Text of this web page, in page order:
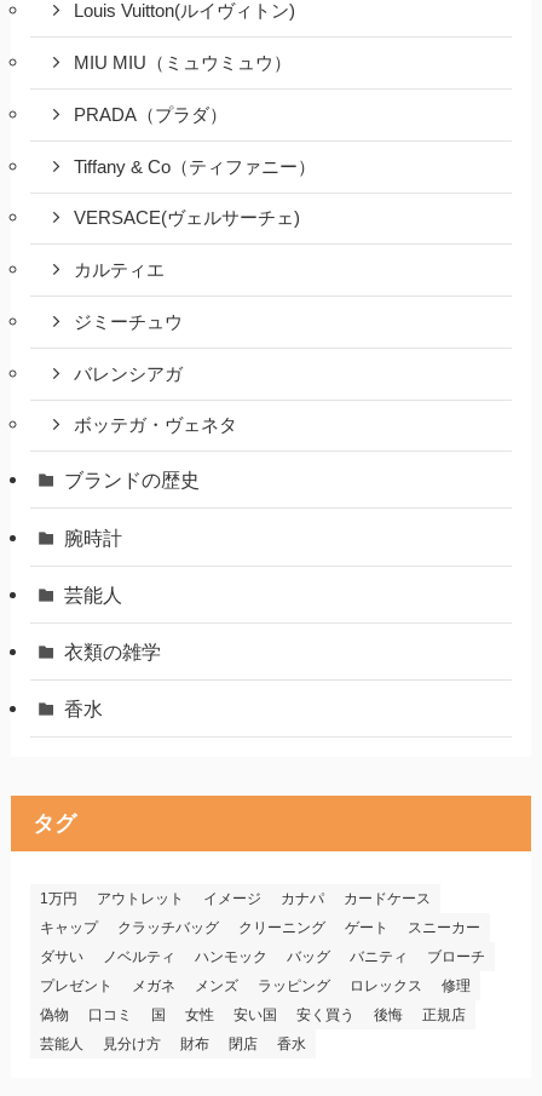
Louis Vuitton(ルイヴィトン)
MIU MIU（ミュウミュウ）
PRADA（プラダ）
Tiffany & Co（ティファニー）
VERSACE(ヴェルサーチェ)
カルティエ
ジミーチュウ
バレンシアガ
ボッテガ・ヴェネタ
ブランドの歴史
腕時計
芸能人
衣類の雑学
香水
タグ
1万円 アウトレット イメージ カナパ
カードケース
キャップ
クラッチバッグ クリーニング ゲート
スニーカー
ダサい
ノベルティ ハンモック バッグ バニティ
ブローチ
プレゼント
メガネ メンズ ラッピング ロレックス
修理
偽物
口コミ 国 女性 安い国 安く買う 後悔
正規店
芸能人
見分け方 財布 閉店 香水